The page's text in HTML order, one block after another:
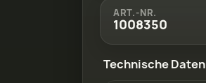
ART.-NR.
1008350
Technische Daten